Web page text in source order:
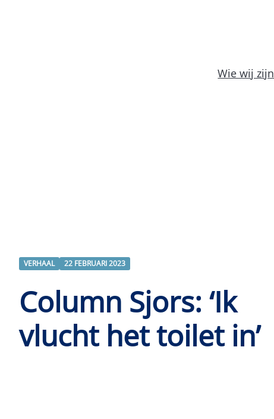
Wie wij zijn
VERHAAL 22 FEBRUARI 2023
Column Sjors: ‘Ik
vlucht het toilet in’